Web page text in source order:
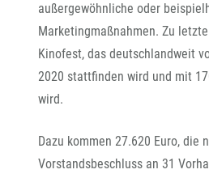
außergewöhnliche oder
Marketingmaßnahmen. Zu
Kinofest, das deutschlandweit
2020 stattfinden wird und mit
wird.
Dazu kommen 27.620 Euro, die
Vorstandsbeschluss an 31